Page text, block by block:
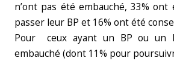
n’ont pas été embauché, 33%
passer leur BP et 16% ont été
Pour ceux ayant un BP ou un
embauché (dont 11% pour